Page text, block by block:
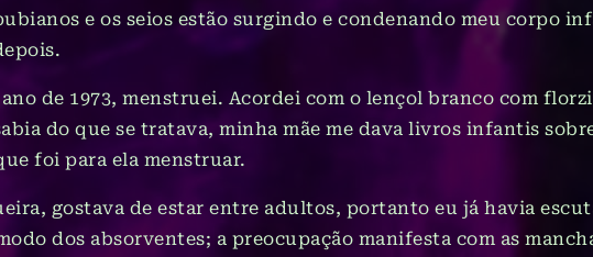
e os seios estão surgindo e condenando meu corpo
de 1973, menstruei. Acordei com o lençol branco com
do que se tratava, minha mãe me dava livros infantis
foi para ela menstruar.
gostava de estar entre adultos, portanto eu já havia
dos absorventes; a preocupação manifesta com as